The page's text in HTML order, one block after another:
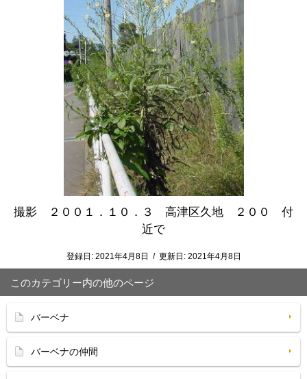
撮影 ２００１．１０．３ 高津区久地 ２００ 付
近で
登録日: 2021年4月8日 / 更新日: 2021年4月8日
このカテゴリー内の他のページ
バーベナ
バーベナの仲間